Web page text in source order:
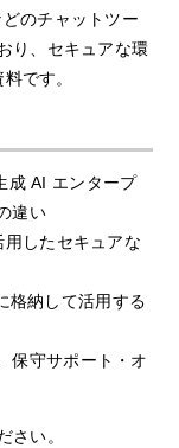
のチャットツー
り、セキュアな環
です。
成 AI エンタープ
違い
したセキュアな
格納して活用する
保守サポート・オ
さい。